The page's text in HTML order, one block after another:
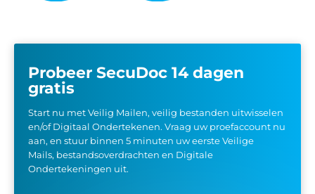
Probeer SecuDoc 14 dagen
gratis
Start nu met Veilig Mailen, veilig bestanden uitwisselen
en/of Digitaal Ondertekenen. Vraag uw proefaccount nu
aan, en stuur binnen 5 minuten uw eerste Veilige
Mails, bestandsoverdrachten en Digitale
Ondertekeningen uit.